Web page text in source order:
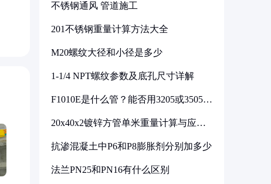
不锈钢通风 管道施工
201不锈钢重量计算方法大全
M20螺纹大径和小径是多少
1-1/4 NPT螺纹参数及底孔尺寸详解
F1010E是什么管？能否用3205或3505代
20x40x2镀锌方管单米重量计算与应用
抗渗混凝土中P6和P8膨胀剂分别加多少
法兰PN25和PN16有什么区别